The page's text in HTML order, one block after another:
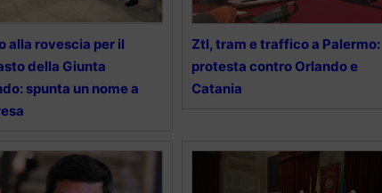
alla rovescia per il
della Giunta
spunta un nome a
Ztl, tram e traffico a Palermo:
protesta contro Orlando e
Catania